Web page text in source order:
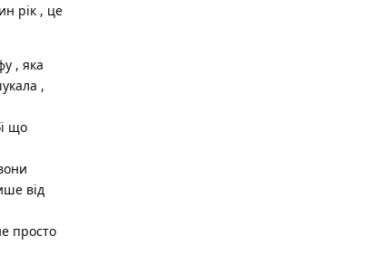
рік , це
, яка
,
що
від
просто